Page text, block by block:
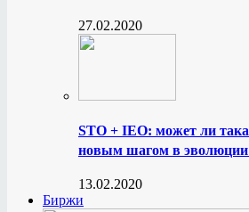
27.02.2020
STO + IEO: может ли
новым шагом в эволюции
13.02.2020
Биржи